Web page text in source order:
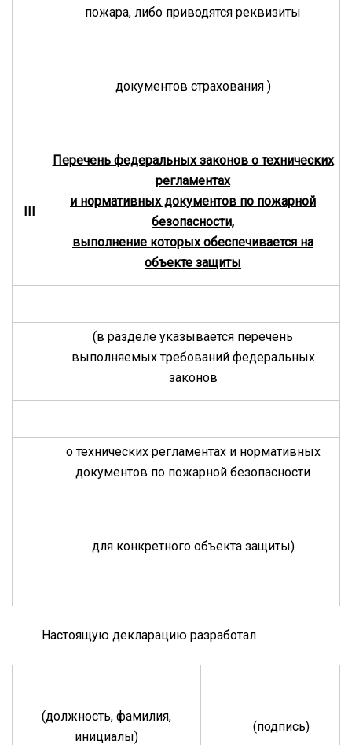
пожара, либо приводятся реквизиты
документов страхования )
III
Перечень федеральных законов о технических
регламентах
и нормативных документов по пожарной
безопасности,
выполнение которых обеспечивается на
объекте защиты
(в разделе указывается перечень
выполняемых требований федеральных
законов
о технических регламентах и нормативных
документов по пожарной безопасности
для конкретного объекта защиты)
Настоящую декларацию разработал
(должность, фамилия,
инициалы)
(подпись)